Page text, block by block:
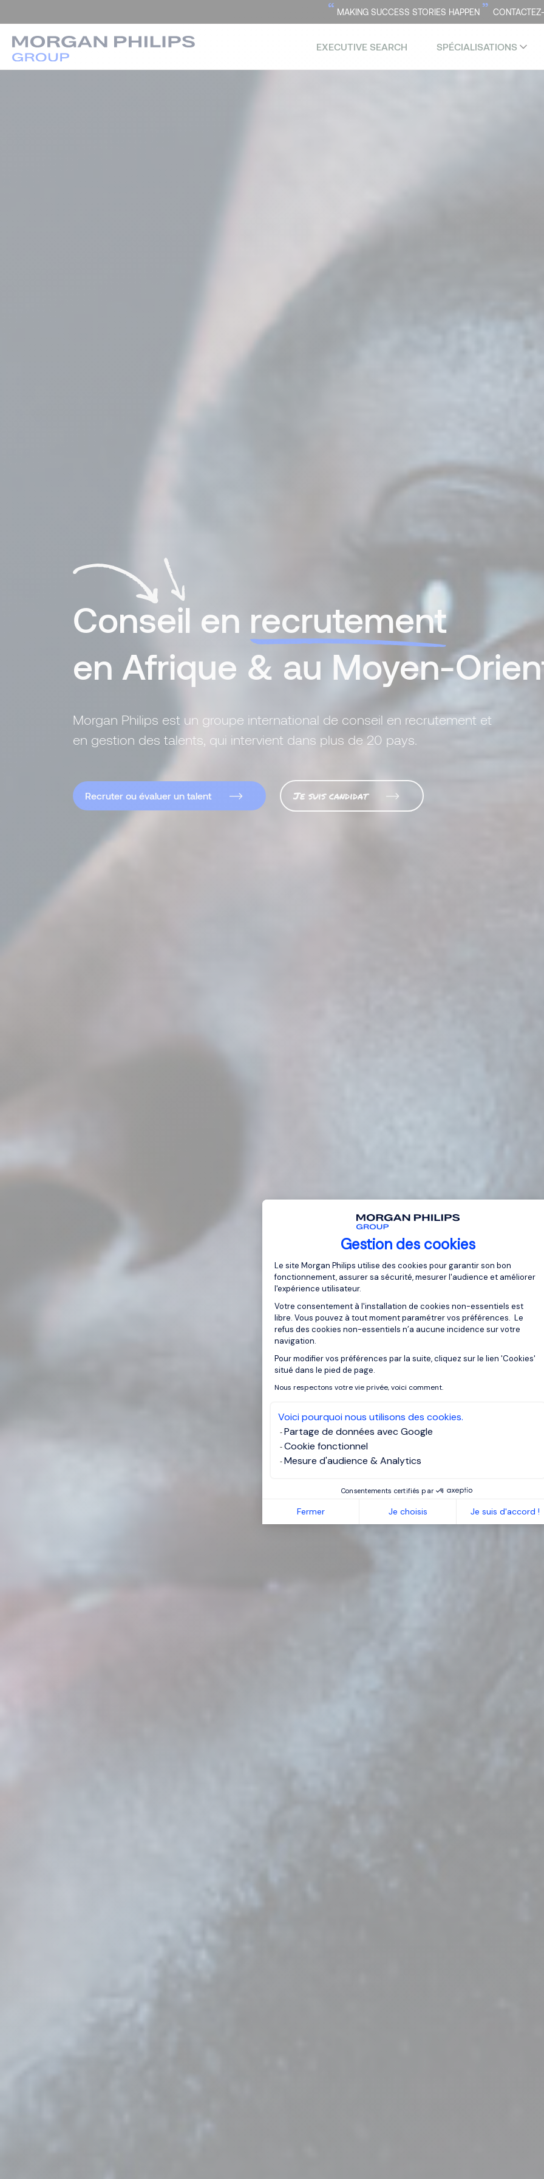
Gestion des cookies
Plateforme de Gestion du
Le site Morgan Philips utilise des cookies pour garantir son bon
fonctionnement, assurer sa sécurité, mesurer l'audience et améliorer
l'expérience utilisateur.
Votre consentement à l'installation de cookies non-essentiels est
libre. Vous pouvez à tout moment paramétrer vos préférences. Le
refus des cookies non-essentiels n’a aucune incidence sur votre
navigation.
Pour modifier vos préférences par la suite, cliquez sur le lien 'Cookies'
situé dans le pied de page.
Nous respectons votre vie privée, voici comment.
Voici pourquoi nous utilisons des cookies.
Partage de données avec Google
Cookie fonctionnel
Mesure d'audience & Analytics
Consentements certifiés par
Fermer Je choisis Je suis d'accord !
Axeptio consent
“ MAKING SUCCESS STORIES HAPPEN ”
EXECUTIVE SEARCH SPÉCIALISATIONS
Conseil en recrutement
en Afrique & au Moyen-
Morgan Philips est un groupe international de conseil en recrutement et
en gestion des talents, qui intervient dans plus de 20 pays.
Recruter ou évaluer un talent Je suis candidat